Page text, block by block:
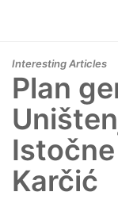
Interesting Articles
Plan
Karčić